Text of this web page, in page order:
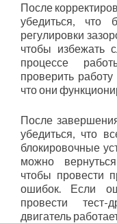
После
убедиться, что
регулировки
чтобы избежать
процессе
проверить
что они
После
убедиться, что
блокировочные
можно
чтобы провести
ошибок. Если
провести
двигатель